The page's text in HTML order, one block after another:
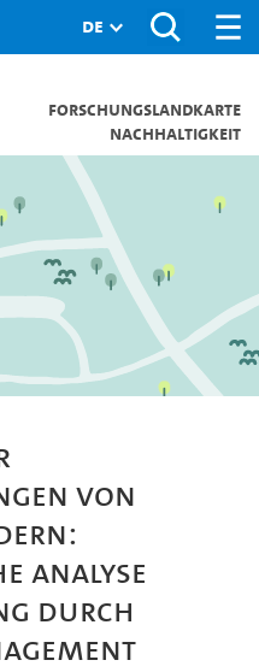
Forschungslandkarte
Nachhaltigkeit
von
Analyse
durch